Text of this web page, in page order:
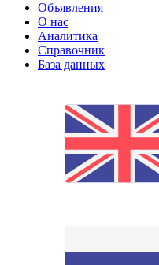
Объявления
О нас
Аналитика
Справочник
База данных